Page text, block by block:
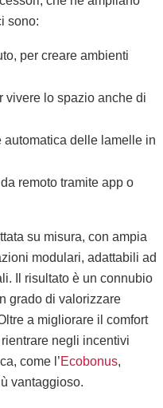
sono:
per creare ambienti
vivere lo spazio anche di
delle lamelle in
remoto tramite app o
su misura, con ampia
modulari, adattabili ad
Il risultato è un connubio
grado di valorizzare
a migliorare il comfort
negli incentivi
come l’Ecobonus,
vantaggioso.